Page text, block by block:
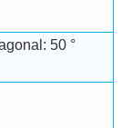
50 °